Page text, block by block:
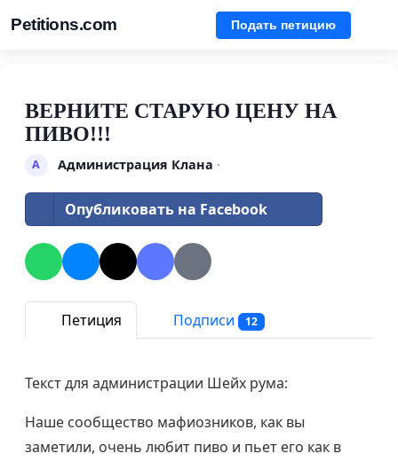
Petitions.com Подать петицию
ВЕРНИТЕ СТАРУЮ ЦЕНУ НА
ПИВО!!!
А Администрация Клана ·
Опубликовать на Facebook
Петиция Подписи 12
Текст для администрации Шейх рума:
Наше сообщество мафиозников, как вы
заметили, очень любит пиво и пьет его как в